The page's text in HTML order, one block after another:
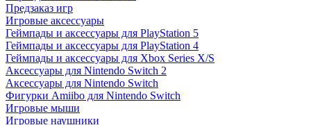
Предзаказ игр
Игровые аксессуары
Геймпады и аксессуары для PlayStation 5
Геймпады и аксессуары для PlayStation 4
Геймпады и аксессуары для Xbox Series X/S
Аксессуары для Nintendo Switch 2
Аксессуары для Nintendo Switch
Фигурки Amiibo для Nintendo Switch
Игровые мыши
Игровые наушники